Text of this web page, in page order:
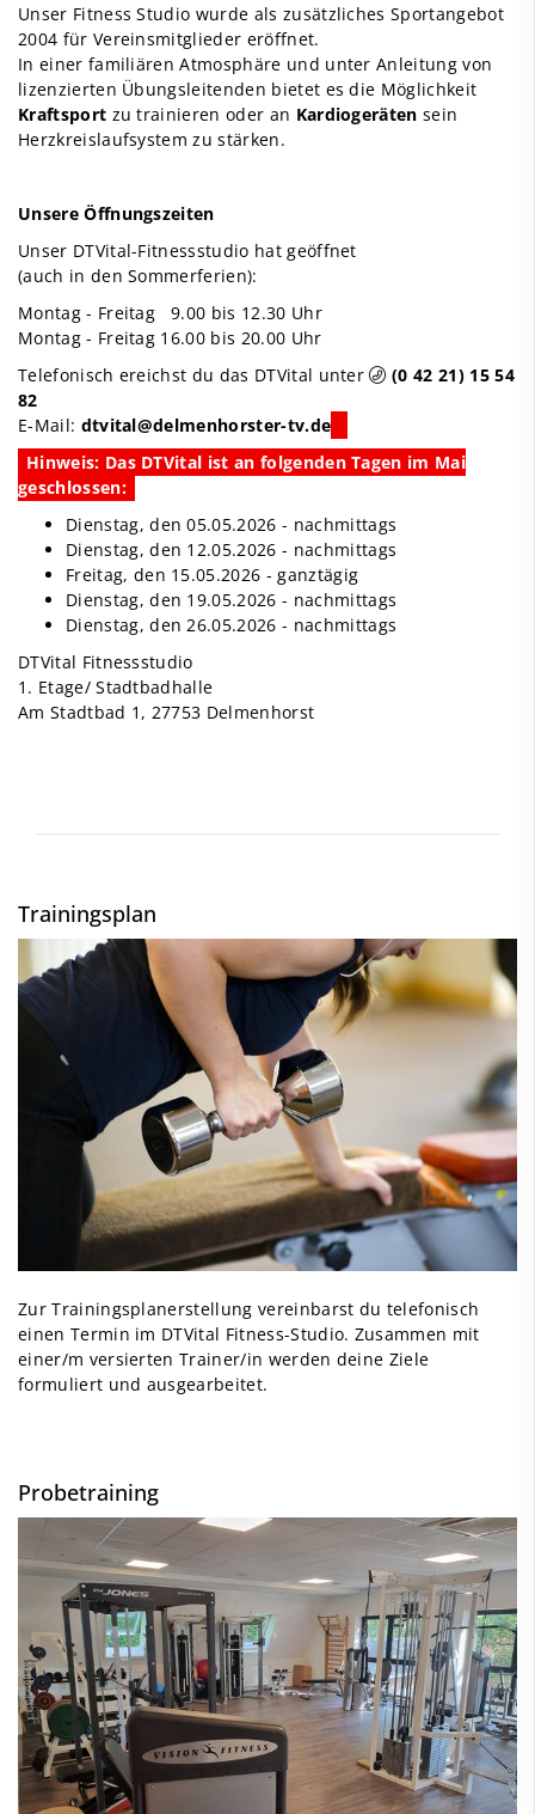
Unser Fitness Studio wurde als zusätzliches Sportangebot
2004 für Vereinsmitglieder eröffnet.
In einer familiären Atmosphäre und unter Anleitung von
lizenzierten Übungsleitenden bietet es die Möglichkeit
Kraftsport zu trainieren oder an Kardiogerätensein
Herzkreislaufsystem zu stärken.
Unsere Öffnungszeiten
Unser DTVital-Fitnessstudio hat geöffnet
(auch in den Sommerferien):
Montag - Freitag 9.00 bis 12.30 Uhr
Montag - Freitag 16.00 bis 20.00 Uhr
Telefonisch ereichst du das DTVital unter
(0 42 21) 15 54
82
E-Mail: dtvital@delmenhorster-tv.de
Hinweis: Das DTVital ist an folgenden Tagen im Mai
geschlossen:
Dienstag, den 05.05.2026 - nachmittags
Dienstag, den 12.05.2026 - nachmittags
Freitag, den 15.05.2026 - ganztägig
Dienstag, den 19.05.2026 - nachmittags
Dienstag, den 26.05.2026 - nachmittags
DTVital Fitnessstudio
1. Etage/ Stadtbadhalle
Am Stadtbad 1, 27753 Delmenhorst
Trainingsplan
Zur Trainingsplanerstellung vereinbarst du telefonisch
einen Termin im DTVital Fitness-Studio. Zusammen mit
einer/m versierten Trainer/in werden deine Ziele
formuliert und ausgearbeitet.
Probetraining